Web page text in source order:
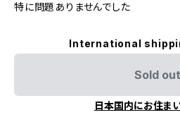
特に問題ありませんでした
International
Sold out
日本国内にお住ま